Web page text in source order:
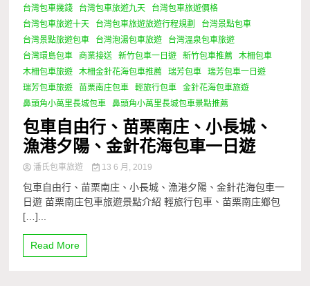
台灣包車幾錢
台灣包車旅遊九天
台灣包車旅遊價格
台灣包車旅遊十天
台灣包車旅遊旅遊行程規劃
台灣景點包車
台灣景點旅遊包車
台灣泡湯包車旅遊
台灣溫泉包車旅遊
台灣環島包車
商業接送 新竹包車一日遊 新竹包車推薦
木柵包車
木柵包車旅遊
木柵金針花海包車推薦 瑞芳包車
瑞芳包車一日遊
瑞芳包車旅遊
苗栗南庄包車 輕旅行包車
金針花海包車旅遊
鼻頭角小萬里長城包車
鼻頭角小萬里長城包車景點推薦
包車自由行、苗栗南庄、小長城、
漁港夕陽、金針花海包車一日遊
潘氏包車旅遊 13 6 月, 2019
包車自由行、苗栗南庄、小長城、漁港夕陽、金針花海包車一
日遊 苗栗南庄包車旅遊景點介紹 輕旅行包車、苗栗南庄鄉包
[…]...
Read More